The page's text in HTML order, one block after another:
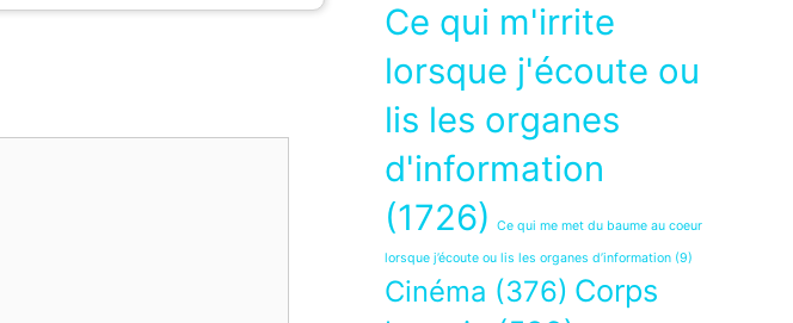
Ce qui m'irrite
lorsque j'écoute ou
lis les organes
d'information
(1726)
Ce qui me met du baume au coeur
lorsque j’écoute ou lis les organes d’information (9)
Cinéma (376) Corps